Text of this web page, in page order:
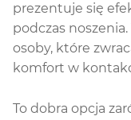
prezentuje się
podczas
osoby, które
komfort w
To dobra opcja